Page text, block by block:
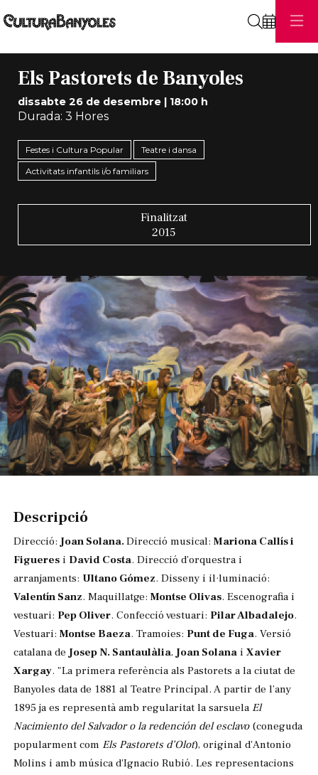
Els Pastorets de Banyoles
dissabte 26 de desembre| 18:00 h
Durada: 3 Hores
Festes i Cultura Popular
Teatre i dansa
Activitats infantils i/o familiars
Finalitzat
2015
Descripció
Direcció:Joan Solana.Direcció musical: Mariona Callís i
Figueres i David Costa. Direcció d’orquestra i
arranjaments: Ultano Gómez. Disseny i il·luminació:
Valentín Sanz. Maquillatge: Montse Olivas. Escenografia i
vestuari: Pep Oliver. Confecció vestuari: Pilar Albadalejo.
Vestuari: Montse Baeza. Tramoies: Punt de Fuga. Versió
catalana deJosep N. Santaulàlia,Joan Solana i Xavier
Xargay. "La primera referència als Pastorets a la ciutat de
Banyoles data de 1881 al Teatre Principal. A partir de l’any
1895 ja es representà amb regularitat la sarsuela El
Nacimiento del Salvador o la redención del esclavo(coneguda
popularment com Els Pastorets d’Olot), original d'Antonio
Molins i amb música d'Ignacio Rubió. Les representacions